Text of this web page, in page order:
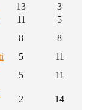
13
3
11
5
8
8
5
11
5 11
2
14